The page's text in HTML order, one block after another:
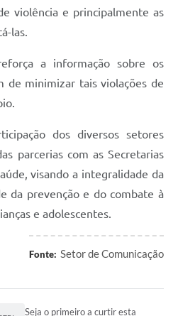
violência e principalmente as
las.
a informação sobre os
de minimizar tais violações de
dos diversos setores
parcerias com as Secretarias
visando a integralidade da
da prevenção e do combate à
e adolescentes.
Fonte: Setor de Comunicação
Seja o primeiro a curtir esta